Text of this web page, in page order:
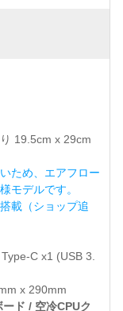
19.5cm x 29cm
ため、エアフロー
モデルです。
載（ショップ追
C x1 (USB 3.
x 290mm
ド / 空冷CPUク